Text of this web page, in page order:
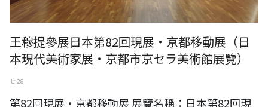
王穆提參展日本第82回現展・京都移動展（日
本現代美術家展・京都市京セラ美術館展覽）
七 28
第82回現展・京都移動展 展覽名稱：日本第82回現